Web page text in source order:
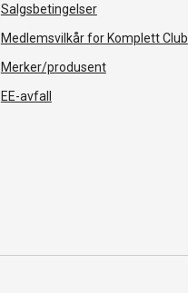
Salgsbetingelser
Medlemsvilkår for Komplett Club
Merker/produsent
EE-avfall